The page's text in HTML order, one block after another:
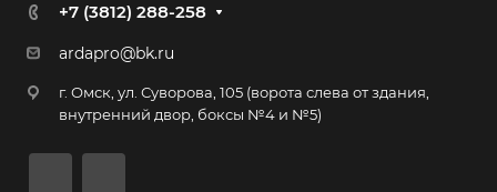
+7 (3812) 288-258
ardapro@bk.ru
г. Омск, ул. Суворова, 105 (ворота слева от здания,
внутренний двор, боксы №4 и №5)